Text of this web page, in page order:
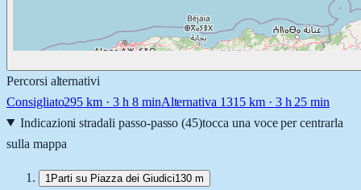
Percorsi alternativi
Consigliato295 km ·3 h 8 minAlternativa 1315km · 3 h 25 min
Indicazioni stradali passo-passo (45)tocca una voce per centrarla
sulla mappa
1 Parti su Piazza dei Giudici130 m